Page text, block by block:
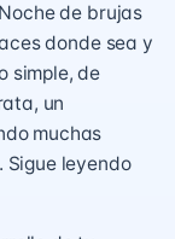
de brujas
donde sea y
simple, de
un
muchas
leyendo